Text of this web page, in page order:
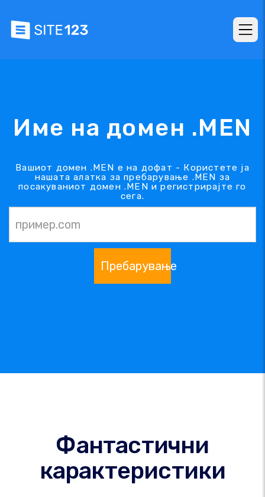
Име на домен .MEN
Вашиот домен .MEN е на дофат - Користете ја
нашата алатка за пребарување .MEN за
посакуваниот домен .MEN и регистрирајте го
сега.
Пребарување
Фантастични
карактеристики